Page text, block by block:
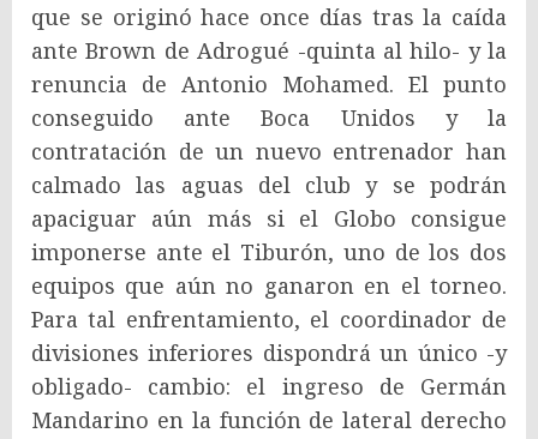
que se originó hace once días tras la caída
ante Brown de Adrogué -quinta al hilo- y la
renuncia de Antonio Mohamed. El punto
conseguido ante Boca Unidos y la
contratación de un nuevo entrenador han
calmado las aguas del club y se podrán
apaciguar aún más si el Globo consigue
imponerse ante el Tiburón, uno de los dos
equipos que aún no ganaron en el torneo.
Para tal enfrentamiento, el coordinador de
divisiones inferiores dispondrá un único -y
obligado- cambio: el ingreso de Germán
Mandarino en la función de lateral derecho